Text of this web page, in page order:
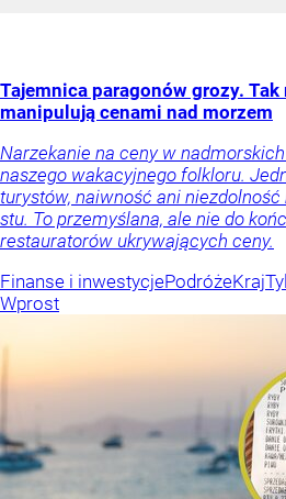
Tajemnica paragonów grozy.
manipulują cenami nad morzem
Narzekanie na ceny w
naszego wakacyjnego folkloru.
turystów, naiwność ani
stu. To przemyślana, ale nie do
restauratorów ukrywających ceny.
Finanse i inwestycjePodróżeKraj
Wprost